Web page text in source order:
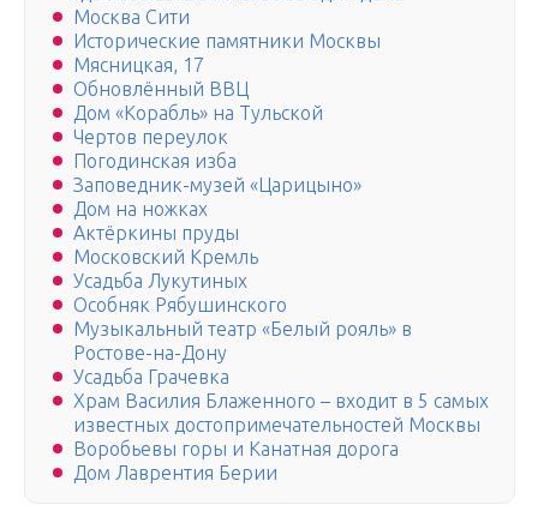
Москва Сити
Исторические памятники Москвы
Мясницкая, 17
Обновлённый ВВЦ
Дом «Корабль» на Тульской
Чертов переулок
Погодинская изба
Заповедник-музей «Царицыно»
Дом на ножках
Актёркины пруды
Московский Кремль
Усадьба Лукутиных
Особняк Рябушинского
Музыкальный театр «Белый рояль» в
Ростове-на-Дону
Усадьба Грачевка
Храм Василия Блаженного – входит в 5 самых
известных достопримечательностей Москвы
Воробьевы горы и Канатная дорога
Дом Лаврентия Берии